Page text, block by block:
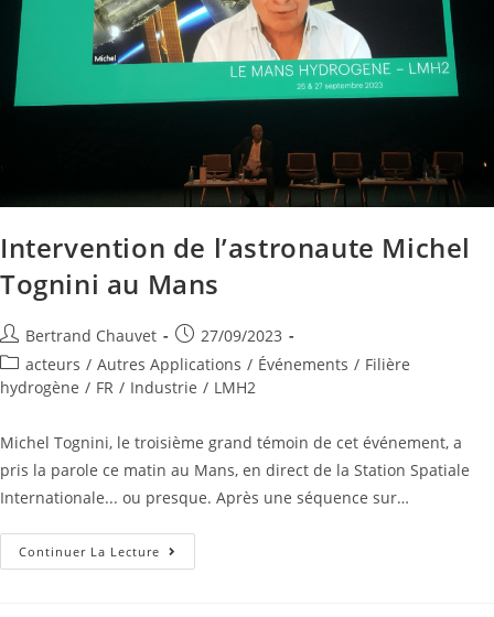
Intervention de l’astronaute Michel
Tognini au Mans
Bertrand Chauvet
27/09/2023
acteurs / Autres Applications / Événements / Filière
hydrogène / FR / Industrie / LMH2
Michel Tognini, le troisième grand témoin de cet événement, a
pris la parole ce matin au Mans, en direct de la Station Spatiale
Internationale... ou presque. Après une séquence sur…
Continuer La Lecture